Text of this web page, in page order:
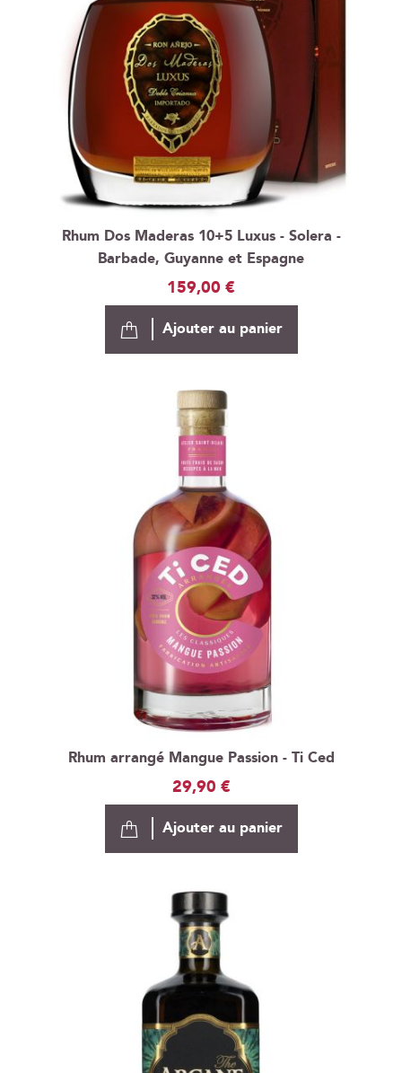
Rhum Dos Maderas 10+5 Luxus - Solera -
Barbade, Guyanne et Espagne
159,00 €
Ajouter au panier
Rhum arrangé Mangue Passion - Ti Ced
29,90 €
Ajouter au panier